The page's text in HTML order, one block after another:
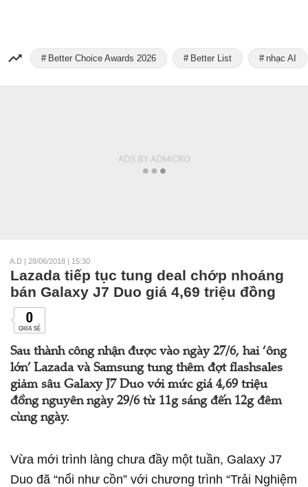
Better Choice Awards 2026 Better List nhạc AI
A.D | 28/06/2018 | 15:30
Lazada tiếp tục tung deal chớp nhoáng
bán Galaxy J7 Duo giá 4,69 triệu đồng
0
CHIA SẺ
Sau thành công nhận được vào ngày 27/6, hai ‘ông
lớn’ Lazada và Samsung tung thêm đợt flashsales
giảm sâu Galaxy J7 Duo với mức giá 4,69 triệu
đồng nguyên ngày 29/6 từ 11g sáng đến 12g đêm
cùng ngày.
Vừa mới trình làng chưa đầy một tuần, Galaxy J7
Duo đã “nổi như cồn” với chương trình “Trải Nghiệm